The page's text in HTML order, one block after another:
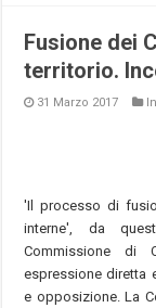
Fusione dei
territorio.
31 Marzo 2017
'Il processo di
interne', da
Commissione di
espressione diretta
e opposizione. La